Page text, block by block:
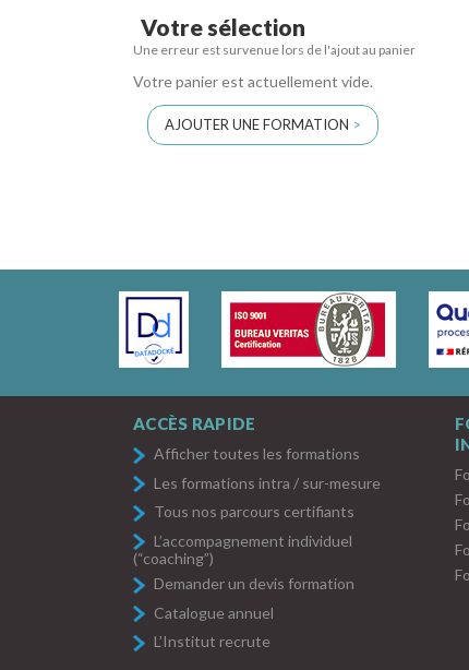
Votre sélection
Une erreur est survenue lors de l'ajout au panier
Votre panier est actuellement vide.
AJOUTER UNE FORMATION >
ACCÈS RAPIDE
Afficher toutes les formations
Les formations intra / sur-mesure
Tous nos parcours certifiants
L’accompagnement individuel
(“coaching”)
Demander un devis formation
Catalogue annuel
L’Institut recrute